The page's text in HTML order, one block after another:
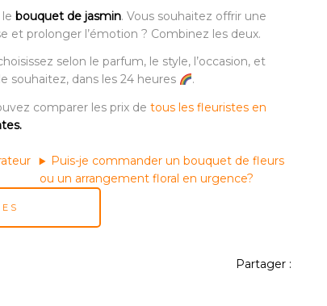
bouquet de jasmin. Vous souhaitez offrir une
et prolonger l’émotion ? Combinez les deux.
selon le parfum, le style, l’occasion, et
souhaitez, dans les 24 heures
.
comparer les prix de tous les fleuristes en
Puis-je commander un bouquet de fleurs
ou un arrangement floral en urgence?
Partager :